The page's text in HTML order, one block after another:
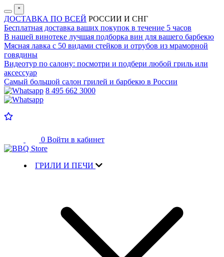
˟
ДОСТАВКА ПО ВСЕЙ РОССИИ И СНГ
Бесплатная доставка ваших покупок в течение 5 часов
В нашей винотеке лучшая подборка вин для вашего барбекю
Мясная лавка с 50 видами стейков и отрубов из мраморной
говядины
Видеотур по салону: посмотри и подбери любой гриль или
аксессуар
Самый большой салон грилей и барбекю в России
8 495 662 3000
0 Войти в кабинет
ГРИЛИ И ПЕЧИ